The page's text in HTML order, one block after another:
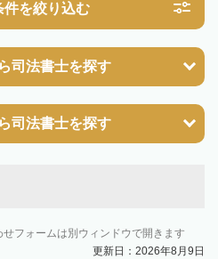
件を絞り込む
司法書士を探す
司法書士を探す
フォームは別ウィンドウで開きます
更新日：2026年8月9日